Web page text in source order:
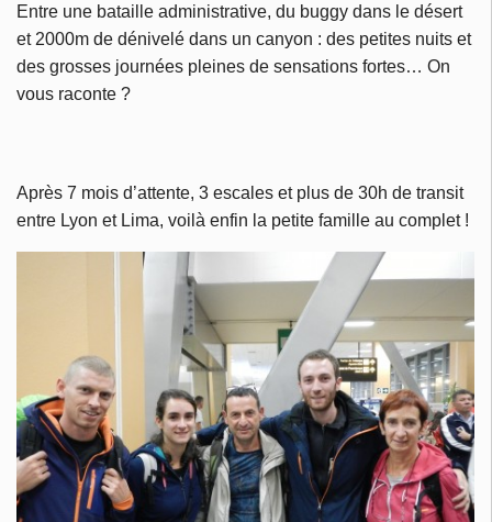
Entre une bataille administrative, du buggy dans le désert
et 2000m de dénivelé dans un canyon : des petites nuits et
des grosses journées pleines de sensations fortes… On
vous raconte ?
Après 7 mois d’attente, 3 escales et plus de 30h de transit
entre Lyon et Lima, voilà enfin la petite famille au complet !